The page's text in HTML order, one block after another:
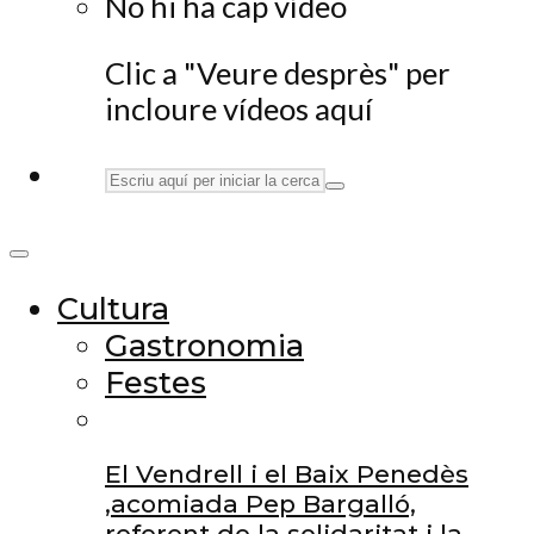
Clic a "Veure desprès" per
incloure vídeos aquí
Cultura
Gastronomia
Festes
El Vendrell i el Baix Penedès
,acomiada Pep Bargalló,